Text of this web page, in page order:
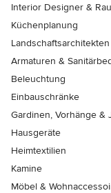
Interior Designer &
Küchenplanung
Landschaftsarchitekten
Armaturen &
Beleuchtung
Einbauschränke
Gardinen, Vorhänge &
Hausgeräte
Heimtextilien
Kamine
Möbel &